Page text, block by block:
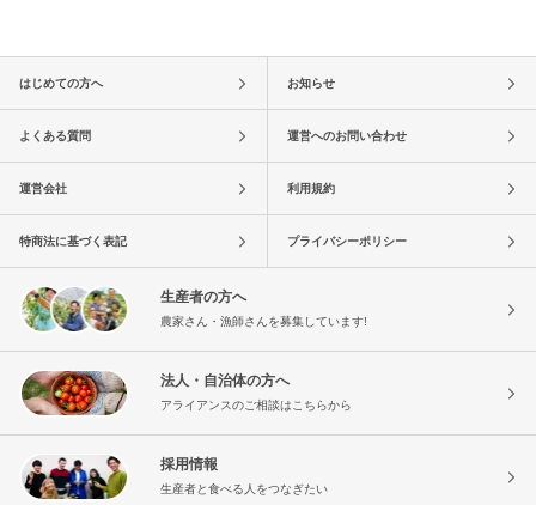
はじめての方へ お知らせ
よくある質問 運営へのお問い合わせ
運営会社 利用規約
特商法に基づく表記 プライバシーポリシー
生産者の方へ
農家さん・漁師さんを募集しています!
法人・自治体の方へ
アライアンスのご相談はこちらから
採用情報
生産者と食べる人をつなぎたい